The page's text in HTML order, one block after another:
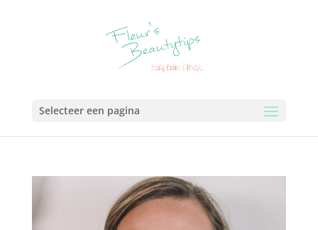
Selecteer een pagina